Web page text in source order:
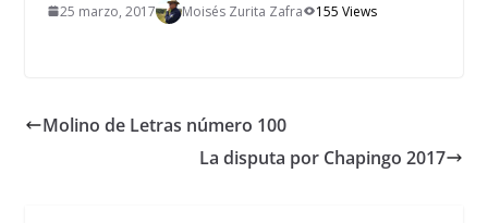
25 marzo, 2017 Moisés Zurita Zafra 155 Views
Molino de Letras número 100
La disputa por Chapingo 2017